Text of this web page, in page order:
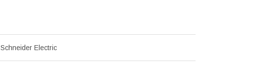
Schneider Electric